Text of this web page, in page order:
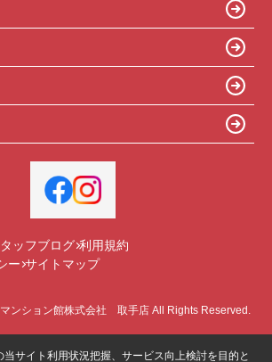
ッフブログ 利用規約
ー サイトマップ
ンション館株式会社 取手店 All Rights Reserved.
サイト利用状況把握、サービス向上検討を目的と